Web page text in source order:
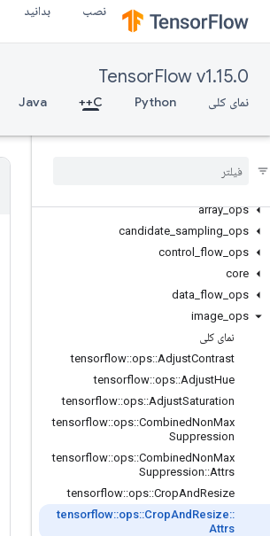
نصب بدانید
TensorFlow v1.15.0
نمای کلی Python
C++
Java
array_ops
candidate sampling ops
control
flow ops
core
data flow ops
image ops
نمای کلی
tensorflow::ops::AdjustContrast
tensorflow::ops::AdjustHue
tensorflow::ops::AdjustSaturation
tensorflow::ops::CombinedNonMax
Suppression
tensorflow::ops::CombinedNonMax
Suppression::Attrs
tensorflow::ops::CropAndResize
tensorflow::ops::CropAnd Resize::
Attrs